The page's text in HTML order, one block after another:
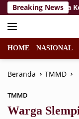
Langsung
ke
konten
Breaking News
Jiwa Korsa
HOME NASIONAL
Beranda TMMD
TMMD
Warga